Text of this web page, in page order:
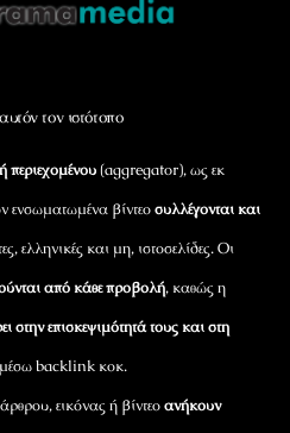
To
τον ιστότοπο
περιεχομένου(aggregator), ως εκ
ενσωματωμένα βίντεοσυλλέγονται και
ελληνικές και μη, ιστοσελίδες. Οι
από κάθε προβολή, καθώς η
στην επισκεψιμότητά τους και στη
backlink κοκ.
εικόνας ή βίντεοανήκουν